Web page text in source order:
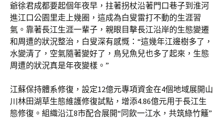
爺徐君成都要起個年夜早，拄著拐杖沿著門口巷子到淮河
進江口公園里走上幾圈，這成為白叟雷打不動的生涯習
氣。靠著長江生涯一輩子，親眼目擊長江沿岸的生態變遷
和周遭的狀況整治，白叟深有感慨：“這幾年江邊樹多了，
水變清了，空氣隨著變好了，鳥兒魚兒也多了起來，生態
周遭的狀況真是年夜變樣。”
江蘇保持體系修復，設定12億元專項資金在4個地域展開山
川林田湖草生態維護修復試點，增添4.86億元用于長江生
態修復。組織沿江8市配合展開“同飲一江水，共筑綠竹籬”